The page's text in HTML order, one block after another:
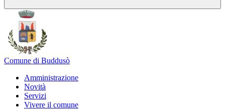
Comune di Buddusò
Amministrazione
Novità
Servizi
Vivere il comune